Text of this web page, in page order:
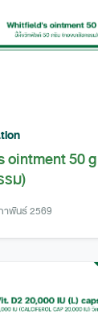
ointment 50
รม)
าพันธ์ 2569